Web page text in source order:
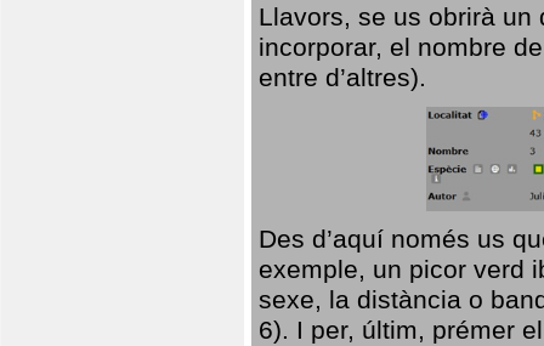
Llavors, se us obrirà
incorporar, el nombre
entre d’altres).
Des d’aquí només us
exemple, un picor verd
sexe, la distància o
6). I per, últim, prémer